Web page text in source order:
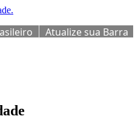
Atualize sua Barra